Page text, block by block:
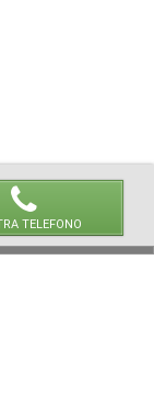
TELEFONO